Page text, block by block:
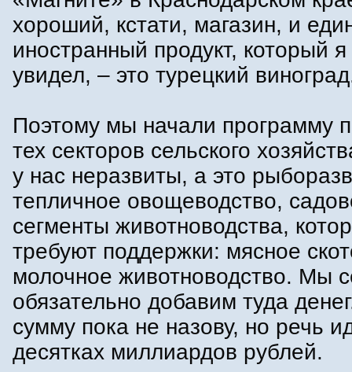
хороший, кстати, магазин, и
иностранный продукт, который
увидел, – это турецкий
Поэтому мы начали программу
тех секторов сельского
у нас неразвиты, а это
тепличное овощеводство,
сегменты животноводства,
требуют поддержки: мясное
молочное животноводство. Мы
обязательно добавим туда
сумму пока не назову, но речь
десятках миллиардов рублей.